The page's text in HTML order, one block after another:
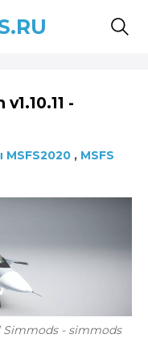
-
, MSFS
| Simmods - simmods